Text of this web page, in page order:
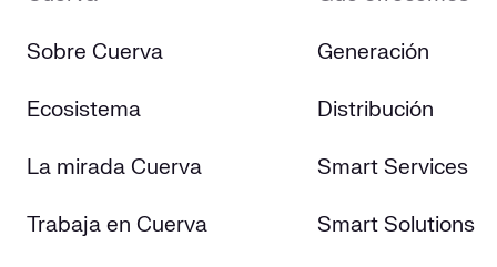
Sobre Cuerva
Ecosistema
La mirada Cuerva
Trabaja en Cuerva
Generación
Distribución
Smart Services
Smart Solutions